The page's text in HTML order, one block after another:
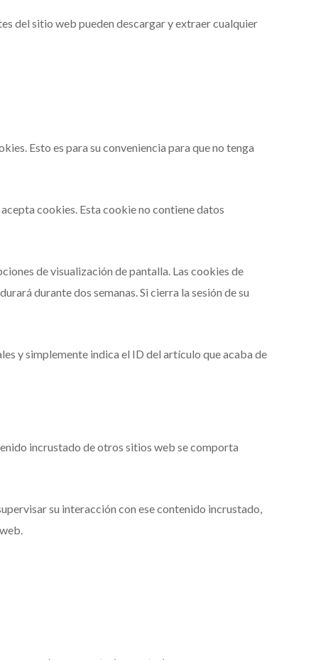
del sitio web pueden descargar y extraer cualquier
Esto es para su conveniencia para que no tenga
cookies. Esta cookie no contiene datos
de visualización de pantalla. Las cookies de
durante dos semanas. Si cierra la sesión de su
y simplemente indica el ID del artículo que acaba de
incrustado de otros sitios web se comporta
su interacción con ese contenido incrustado,